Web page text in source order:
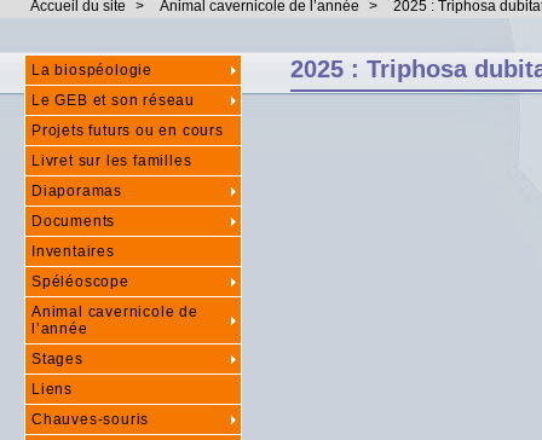
Accueil du site > Animal cavernicole de l’année > 2025 : Triphosa
2025 : Triphosa
La biospéologie
Le GEB et son réseau
Projets futurs ou en cours
Livret sur les familles
Diaporamas
Documents
Inventaires
Spéléoscope
Animal cavernicole de
l’année
Stages
Liens
Chauves-souris